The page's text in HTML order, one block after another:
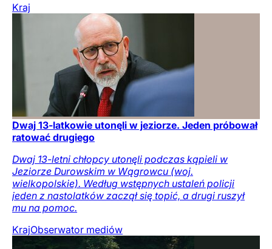
Kraj
Dwaj 13-latkowie utonęli w jeziorze. Jeden próbował
ratować drugiego
Dwaj 13-letni chłopcy utonęli podczas kąpieli w
Jeziorze Durowskim w Wągrowcu (woj.
wielkopolskie). Według wstępnych ustaleń policji
jeden z nastolatków zaczął się topić, a drugi ruszył
mu na pomoc.
KrajObserwator mediów